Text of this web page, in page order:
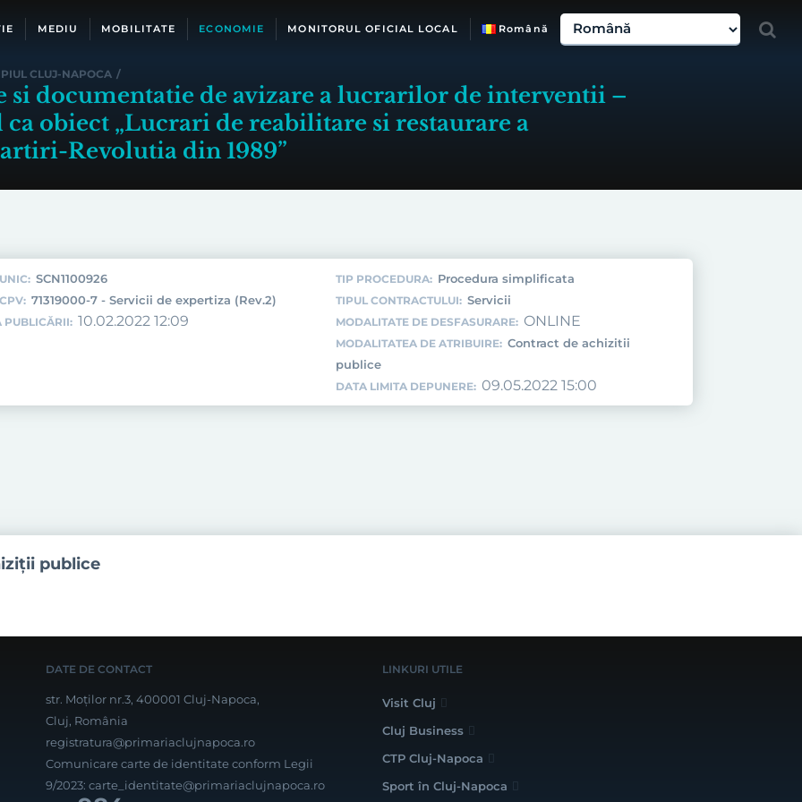
MEDIU MOBILITATE ECONOMIE MONITORUL OFICIAL LOCAL Română
CLUJ-NAPOCA /
si documentatie de avizare a lucrarilor de interventii –
obiect „Lucrari de reabilitare si restaurare a
Revolutia din 1989”
SCN1100926
71319000-7 - Servicii de expertiza (Rev.2)
PUBLICĂRII: 10.02.2022 12:09
TIP PROCEDURA: Procedura simplificata
TIPUL CONTRACTULUI: Servicii
MODALITATE DE DESFASURARE: ONLINE
MODALITATEA DE ATRIBUIRE: Contract de achizitii
publice
DATA LIMITA DEPUNERE: 09.05.2022 15:00
publice
DATE DE CONTACT
str. Moților nr.3, 400001 Cluj-Napoca,
Cluj, România
registratura@primariaclujnapoca.ro
Comunicare carte de identitate conform Legii
9/2023: carte_identitate@primariaclujnapoca.ro
LINKURI UTILE
Visit Cluj
Cluj Business
CTP Cluj-Napoca
Sport în Cluj-Napoca